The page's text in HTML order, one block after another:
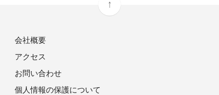
会社概要
アクセス
お問い合わせ
個人情報の保護について